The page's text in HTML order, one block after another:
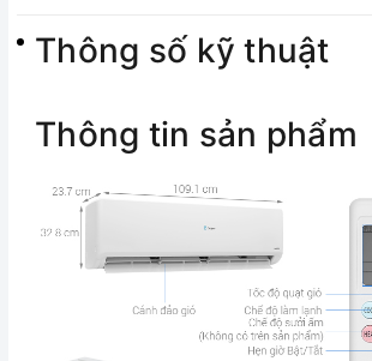
Thông số kỹ thuật
Thông tin sản phẩm